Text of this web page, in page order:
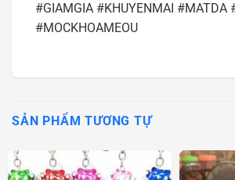
#GIAMGIA #KHUYENMAI #MATDA
#MOCKHOAMEOU
SẢN PHẨM TƯƠNG TỰ